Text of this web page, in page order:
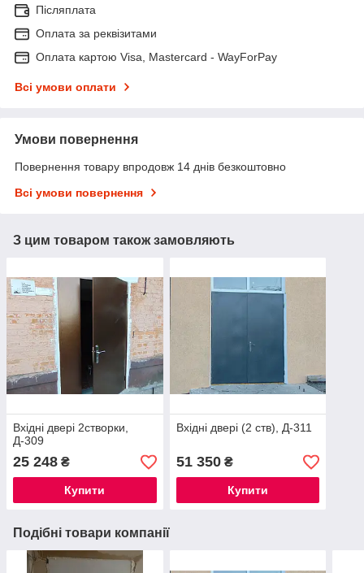
Післяплата
Оплата за реквізитами
Оплата картою Visa, Mastercard - WayForPay
Всі умови оплати
Умови повернення
Повернення товару впродовж 14 днів безкоштовно
Всі умови повернення
З цим товаром також замовляють
Вхідні двері 2створки,
Д-309
25 248 ₴
Купити
Вхідні двері (2 ств), Д-311
51 350₴
Купити
Подібні товари компанії